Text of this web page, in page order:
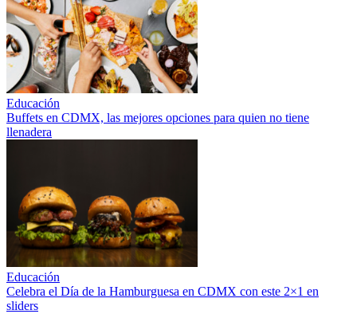
Educación
Buffets en CDMX, las mejores opciones para quien no tiene
llenadera
Educación
Celebra el Día de la Hamburguesa en CDMX con este 2×1 en
sliders